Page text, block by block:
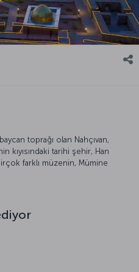
toprağı olan Nahçıvan,
kıyısındaki tarihi şehir, Han
farklı müzenin, Mümine
Düzdağ Fizyoterapi
suyu, soda ve tuz gibi
Nahçivan sizi sağlıklı